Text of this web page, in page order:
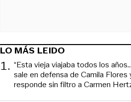
LO MÁS LEIDO
1. “Esta vieja viajaba todos los
sale en defensa de Camila Flores
responde sin filtro a Carmen